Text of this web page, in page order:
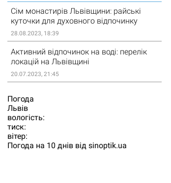
Сім монастирів Львівщини: райські
куточки для духовного відпочинку
28.08.2023, 18:39
Активний відпочинок на воді: перелік
локацій на Львівщині
20.07.2023, 21:45
Погода
Львiв
вологість:
тиск:
вітер:
Погода на 10 днів від sinoptik.ua